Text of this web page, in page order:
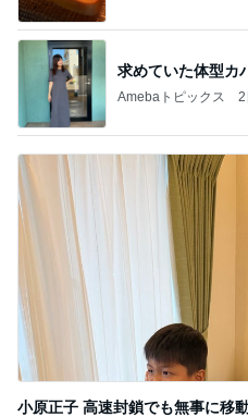
求めていた体型カ
Amebaトピックス 2
小原正子 高速封鎖でも無事に移